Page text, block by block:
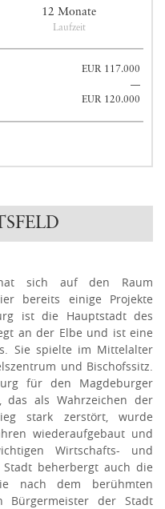
12 Monate
Laufzeit
EUR 117.000
—
EUR 120.000
hat sich auf den Raum
bereits einige Projekte
ist die Hauptstadt des
an der Elbe und ist eine
Sie spielte im Mittelalter
und Bischofssitz.
für den Magdeburger
das als Wahrzeichen der
stark zerstört, wurde
wiederaufgebaut und
Wirtschafts- und
beherbergt auch die
nach dem berühmten
Bürgermeister der Stadt